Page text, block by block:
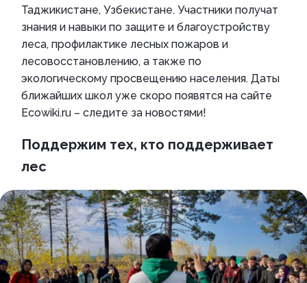
Таджикистане, Узбекистане. Участники получат
знания и навыки по защите и благоустройству
леса, профилактике лесных пожаров и
лесовосстановлению, а также по
экологическому просвещению населения. Даты
ближайших школ уже скоро появятся на сайте
Ecowiki.ru – следите за новостями!
Поддержим тех, кто поддерживает
лес